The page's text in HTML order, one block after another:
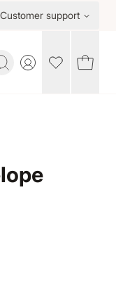
Customer support
Toggle account